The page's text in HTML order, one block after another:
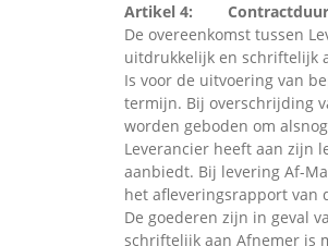
Artikel 4: Contractduur;
De overeenkomst tussen
uitdrukkelijk en schriftelijk
Is voor de uitvoering van
termijn. Bij overschrijding
worden geboden om
Leverancier heeft aan zijn
aanbiedt. Bij levering Af-
het afleveringsrapport van
De goederen zijn in geval
schriftelijk aan Afnemer is